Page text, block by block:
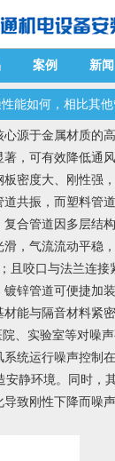
案例 新闻
能如何，相比其
源于金属材质的
，可有效降低通
密度大、刚性强
共振，而塑料管
合管道因多层结
，气流流动平稳
且咬口与法兰连接
锌管道可便捷加
能与隔音材料紧
、实验室等对噪
统运行噪声控制
静环境。同时，
致刚性下降而噪